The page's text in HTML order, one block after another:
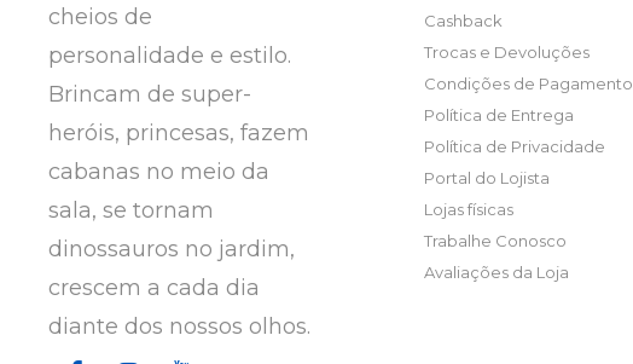
cheios de
personalidade e estilo.
Brincam de super-
heróis, princesas, fazem
cabanas no meio da
sala, se tornam
dinossauros no jardim,
crescem a cada dia
diante dos nossos olhos.
Cashback
Trocas e Devoluções
Condições de Pagamento
Política de Entrega
Política de Privacidade
Portal do Lojista
Lojas físicas
Trabalhe Conosco
Avaliações da Loja